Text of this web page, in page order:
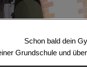
eigentlichen Inhalt
Bitte beachten Sie, dass
Schon bald dein
Grundschule und